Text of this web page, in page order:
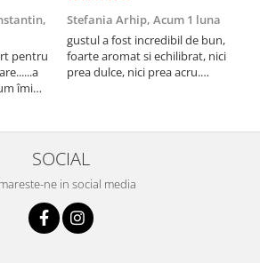
pentru
îmi
tot ceea
și lăudat
Stefania Arhip, Acum 1 luna
gustul a fost incredibil de bun,
foarte aromat si echilibrat, nici
prea dulce, nici prea acru.
poza de inspiratie. multe
multumiri
SOCIAL
ne in social media